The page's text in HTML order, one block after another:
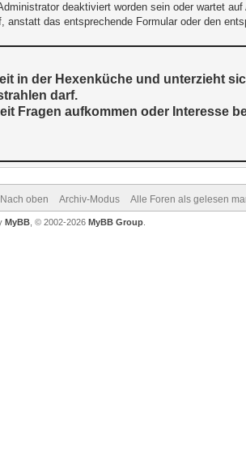
deaktiviert worden sein oder wartet
anstatt das entsprechende Formular oder den
in der Hexenküche und unterzieht
darf.
Fragen aufkommen oder Interesse
Nach oben Archiv-Modus Alle Foren als gelesen
MyBB, © 2002-2026 MyBB Group.